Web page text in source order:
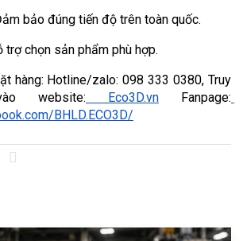
bảo đúng tiến độ trên toàn quốc.
trợ chọn sản phẩm phù hợp.
hàng: Hotline/zalo: 098 333 0380, Truy
website:
Eco3D.vn Fanpage:
BHLD.ECO3D/